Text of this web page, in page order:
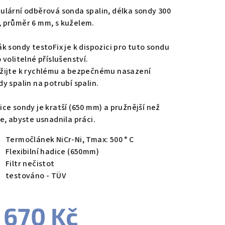
odběrová sonda spalin, délka sondy 300
průměr 6 mm, s kuželem.
sondy testoFix je k dispozici pro tuto sondu
volitelné příslušenství.
k rychlému a bezpečnému nasazení
spalin na potrubí spalin.
sondy je kratší (650 mm) a pružnější než
abyste usnadnila práci.
Termočlánek NiCr-Ni, Tmax: 500 ° C
Flexibilní hadice (650mm)
Filtr nečistot
testováno - TÜV
Kč